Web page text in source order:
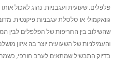
פלפלים, שעועית ועגבניות. נהוג לאכול
גוואקמולי או סלסלת עגבניות פיקנטית.
שהשילוב בין החריפות של הפלפלים לבין
והעמילניות של השעועית יוצר בה איזון
בדיוק התבשיל שמתאים לערב חורפי,